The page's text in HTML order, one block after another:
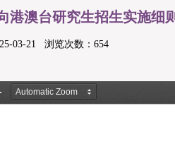
港澳台研究生招生实施细
03-21 浏览次数： 654